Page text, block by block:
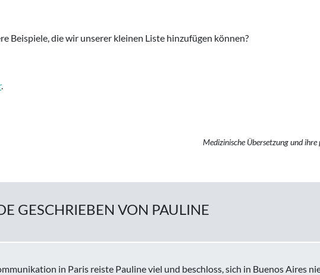
Beispiele, die wir unserer kleinen Liste hinzufügen können?
.
Medizinische Übersetzung und ihre
GESCHRIEBEN VON PAULINE
in Paris reiste Pauline viel und beschloss, sich in Buenos Aires